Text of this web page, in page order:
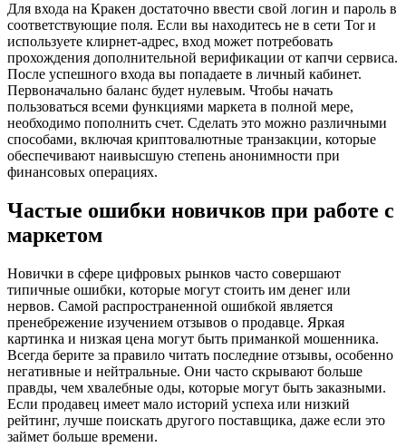
Для входа на Кракен достаточно ввести свой логин и пароль в
соответствующие поля. Если вы находитесь не в сети Tor и
используете клирнет-адрес, вход может потребовать
прохождения дополнительной верификации от капчи сервиса.
После успешного входа вы попадаете в личный кабинет.
Первоначально баланс будет нулевым. Чтобы начать
пользоваться всеми функциями маркета в полной мере,
необходимо пополнить счет. Сделать это можно различными
способами, включая криптовалютные транзакции, которые
обеспечивают наивысшую степень анонимности при
финансовых операциях.
Частые ошибки новичков при работе с
маркетом
Новички в сфере цифровых рынков часто совершают
типичные ошибки, которые могут стоить им денег или
нервов. Самой распространенной ошибкой является
пренебрежение изучением отзывов о продавце. Яркая
картинка и низкая цена могут быть приманкой мошенника.
Всегда берите за правило читать последние отзывы, особенно
негативные и нейтральные. Они часто скрывают больше
правды, чем хвалебные оды, которые могут быть заказными.
Если продавец имеет мало историй успеха или низкий
рейтинг, лучше поискать другого поставщика, даже если это
займет больше времени.